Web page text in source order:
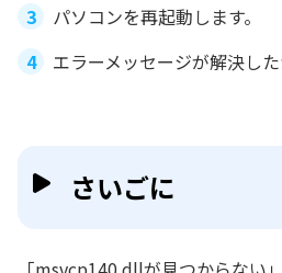
パソコンを再起動します。
エラーメッセージが解決し
さいごに